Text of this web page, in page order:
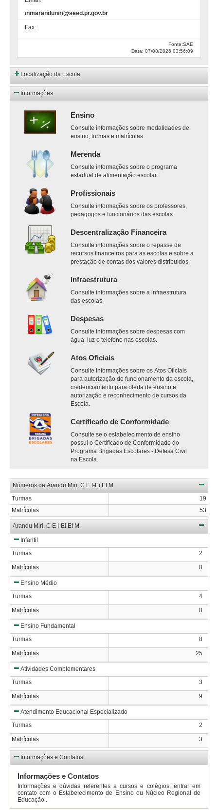
inmaranduniri@seed.pr.gov.br
Fax:
Fonte:SAE
Data: 07/08/2026 03:56:09
Localização da Escola
Informações
Ensino
Consulte informações sobre modalidades de
ensino, turmas e matrículas.
Merenda
Consulte informações sobre o programa
estadual de alimentação escolar.
Profissionais
Consulte informações sobre os professores,
pedagogos e funcionários das escolas.
Descentralização Financeira
Consulte informações sobre o repasse de
recursos financeiros para as escolas e sobre a
prestação de contas dos valores distribuídos.
Infraestrutura
Consulte informações sobre a infraestrutura
das escolas.
Despesas
Consulte informações sobre despesas com
água, luz e telefone nas escolas.
Atos Oficiais
Consulte informações sobre os Atos Oficiais
para autorização de funcionamento da escola,
credenciamento para oferta de ensino e
autorização e reconhecimento de cursos da
Escola.
Certificado de Conformidade
Consulte se o estabelecimento de ensino
possui o Certificado de Conformidade do
Programa Brigadas Escolares - Defesa Civil
na Escola.
Números de Arandu Miri, C E I-Ei Ef M
Turmas
19
Matrículas
53
Arandu Miri, C E I-Ei Ef M
Infantil
Turmas
2
Matrículas 8
Ensino Médio
Turmas
4
Matrículas 8
Ensino Fundamental
Turmas
8
Matrículas 25
Atividades Complementares
Turmas
3
Matrículas 9
Atendimento Educacional Especializado
Turmas
2
Matrículas 3
Informações e Contatos
Informações e Contatos
Informações e dúvidas referentes a cursos e colégios, entrar em
contato com o Estabelecimento de Ensino ou Núcleo Regional de
Educação .